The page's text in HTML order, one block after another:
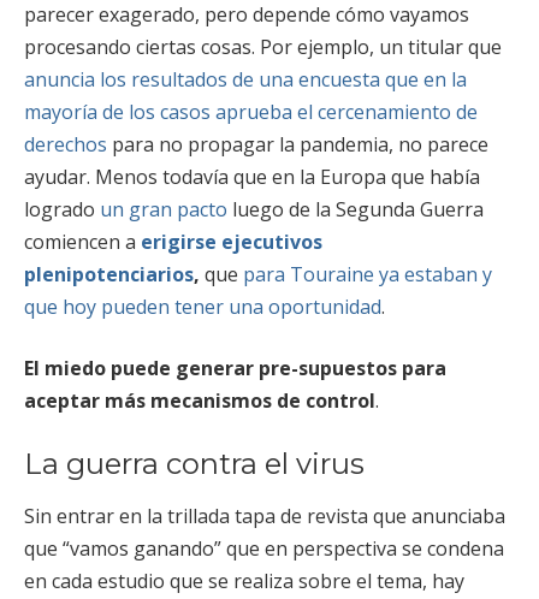
parecer exagerado, pero depende cómo vayamos
procesando ciertas cosas. Por ejemplo, un titular que
anuncia los resultados de una encuesta que en la
mayoría de los casos aprueba el cercenamiento de
derechos para no propagar la pandemia, no parece
ayudar. Menos todavía que en la Europa que había
logrado un gran pacto luego de la Segunda Guerra
comiencen a erigirse ejecutivos
plenipotenciarios, que para Touraine ya estaban y
que hoy pueden tener una oportunidad.
El miedo puede generar pre-supuestos para
aceptar más mecanismos de control.
La guerra contra el virus
Sin entrar en la trillada tapa de revista que anunciaba
que “vamos ganando” que en perspectiva se condena
en cada estudio que se realiza sobre el tema, hay